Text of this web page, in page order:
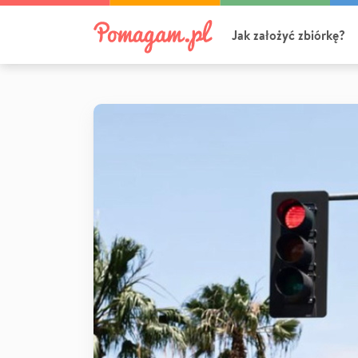
Jak założyć zbiórkę?